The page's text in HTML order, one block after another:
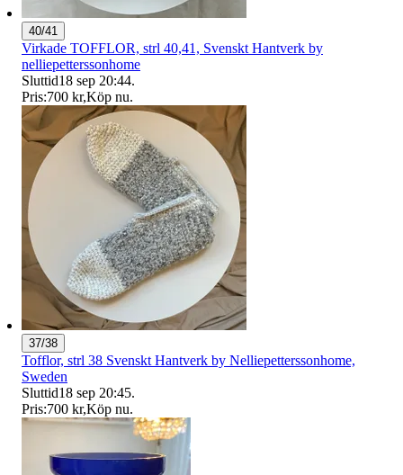
40/41
Virkade TOFFLOR, strl 40,41, Svenskt Hantverk by
nelliepetterssonhome
Sluttid18 sep 20:44.
Pris:700 kr,Köp nu.
37/38
Tofflor, strl 38 Svenskt Hantverk by Nelliepetterssonhome,
Sweden
Sluttid18 sep 20:45.
Pris:700 kr,Köp nu.